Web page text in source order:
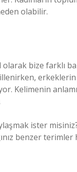
olabilir.
bize farklı
erkeklerin
Kelimenin
ister
benzer